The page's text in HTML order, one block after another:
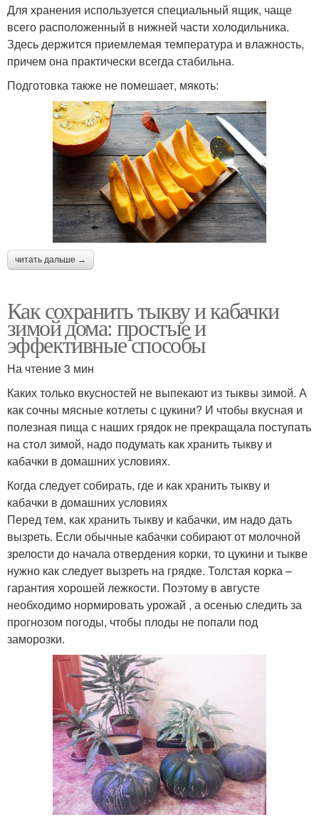
Для хранения используется специальный ящик, чаще
всего расположенный в нижней части холодильника.
Здесь держится приемлемая температура и влажность,
причем она практически всегда стабильна.
Подготовка также не помешает, мякоть:
читать дальше →
Как сохранить тыкву и кабачки
зимой дома: простые и
эффективные способы
На чтение 3 мин
Каких только вкусностей не выпекают из тыквы зимой. А
как сочны мясные котлеты с цукини? И чтобы вкусная и
полезная пища с наших грядок не прекращала поступать
на стол зимой, надо подумать как хранить тыкву и
кабачки в домашних условиях.
Когда следует собирать, где и как хранить тыкву и
кабачки в домашних условиях
Перед тем, как хранить тыкву и кабачки, им надо дать
вызреть. Если обычные кабачки собирают от молочной
зрелости до начала отвердения корки, то цукини и тыкве
нужно как следует вызреть на грядке. Толстая корка –
гарантия хорошей лежкости. Поэтому в августе
необходимо нормировать урожай , а осенью следить за
прогнозом погоды, чтобы плоды не попали под
заморозки.